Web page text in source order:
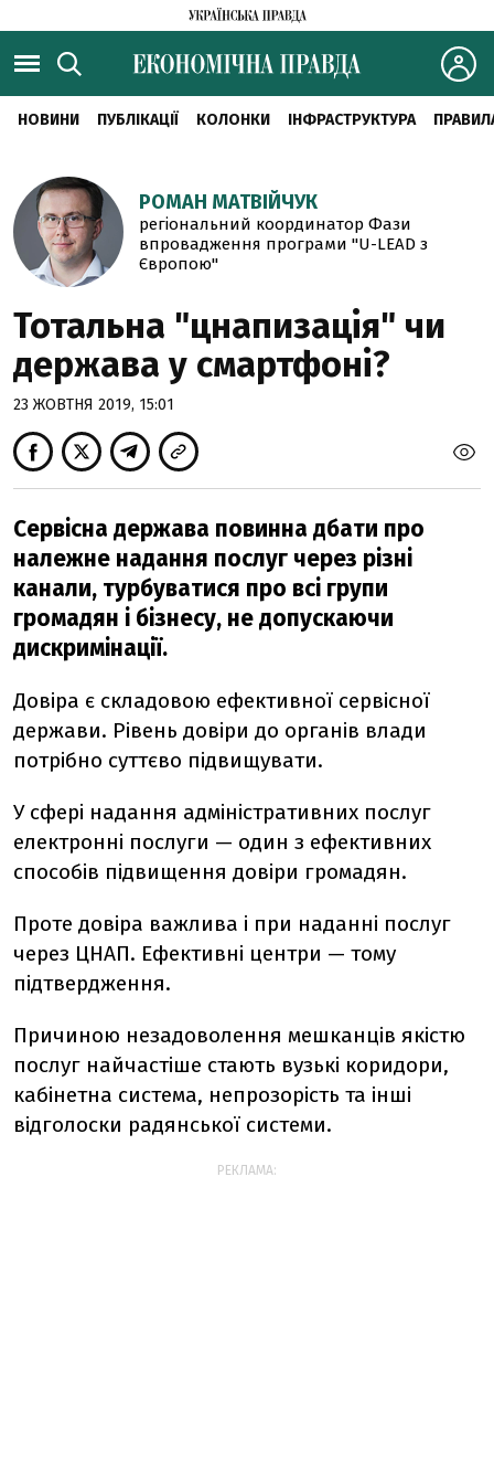
НОВИНИ ПУБЛІКАЦІЇ КОЛОНКИ ІНФРАСТРУКТУРА
РОМАН МАТВІЙЧУК
регіональний координатор Фази
впровадження програми "U-LEAD з
Європою"
Тотальна "цнапизація" чи
держава у смартфоні?
23 ЖОВТНЯ 2019, 15:01
Сервісна держава повинна дбати про
належне надання послуг через різні
канали, турбуватися про всі групи
громадян і бізнесу, не допускаючи
дискримінації.
Довіра є складовою ефективної сервісної
держави. Рівень довіри до органів влади
потрібно суттєво підвищувати.
У сфері надання адміністративних послуг
електронні послуги — один з ефективних
способів підвищення довіри громадян.
Проте довіра важлива і при наданні послуг
через ЦНАП. Ефективні центри — тому
підтвердження.
Причиною незадоволення мешканців якістю
послуг найчастіше стають вузькі коридори,
кабінетна система, непрозорість та інші
відголоски радянської системи.
РЕКЛАМА: